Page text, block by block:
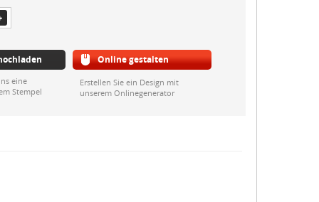
eine
Stempel
Online gestalten
Erstellen Sie ein Design mit
unserem Onlinegenerator